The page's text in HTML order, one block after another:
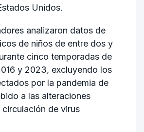
Unidos.
analizaron datos de
de niños de entre dos y
cinco temporadas de
y 2023, excluyendo los
por la pandemia de
a las alteraciones
circulación de virus